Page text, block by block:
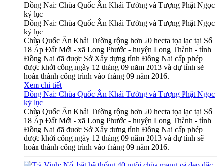
Đồng Nai: Chùa Quốc Ân Khải Tường và Tượng Phật Ngọc
kỷ lục
Đồng Nai: Chùa Quốc Ân Khải Tường và Tượng Phật Ngọc
kỷ lục
Chùa Quốc Ân Khải Tường rộng hơn 20 hecta tọa lạc tại Số
18 Ấp Đất Mới - xã Long Phước - huyện Long Thành - tỉnh
Đồng Nai đã được Sở Xây dựng tỉnh Đồng Nai cấp phép
được khởi công ngày 12 tháng 09 năm 2013 và dự tính sẽ
hoàn thành công trình vào tháng 09 năm 2016.
Xem chi tiết
Đồng Nai: Chùa Quốc Ân Khải Tường và Tượng Phật Ngọc
kỷ lục
Chùa Quốc Ân Khải Tường rộng hơn 20 hecta tọa lạc tại Số
18 Ấp Đất Mới - xã Long Phước - huyện Long Thành - tỉnh
Đồng Nai đã được Sở Xây dựng tỉnh Đồng Nai cấp phép
được khởi công ngày 12 tháng 09 năm 2013 và dự tính sẽ
hoàn thành công trình vào tháng 09 năm 2016.